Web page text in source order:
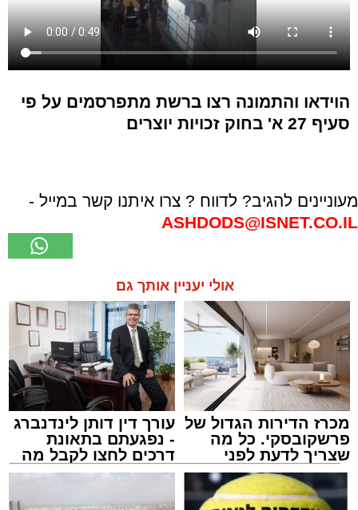
הוידאו והתמונה רצו ברשת מתפרסמים על פי
סעיף 27 א' בחוק זכויות יוצרים
מעוניינים להגיב? לדווח ? צרו איתנו קשר במייל -
ASHDODS@ISNET.CO.IL
אולי יעניין אותך גם
מכרז הדירות הגדול של
פרשקובסקי. כל מה
שצריך לדעת לפני
שמגישים הצעה לדירה
באשדוד
עורך דין דותן לינדנברג
- נפגעתם בתאונת
דרכים לחצו לקבל מה
שמגיע לכם